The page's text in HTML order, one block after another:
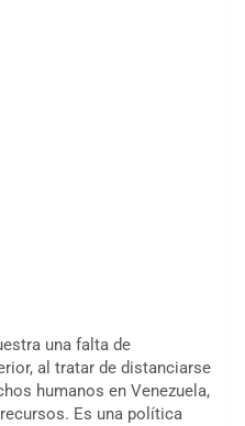
una falta de
al tratar de distanciarse
humanos en Venezuela,
Es una política